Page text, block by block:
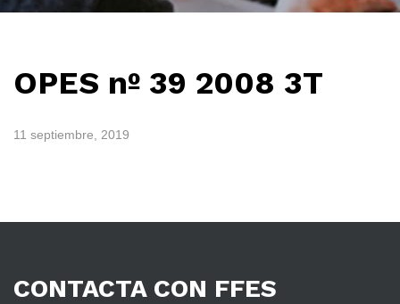
OPES nº 39 2008 3T
11 septiembre, 2019
CONTACTA CON FFES